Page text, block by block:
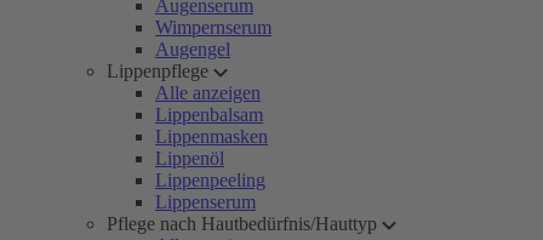
Augenserum
Wimpernserum
Augengel
Lippenpflege
Alle anzeigen
Lippenbalsam
Lippenmasken
Lippenöl
Lippenpeeling
Lippenserum
Pflege nach Hautbedürfnis/Hauttyp